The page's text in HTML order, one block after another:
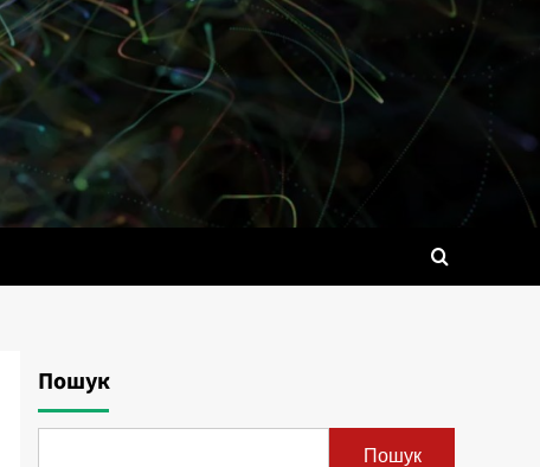
Пошук
Пошук